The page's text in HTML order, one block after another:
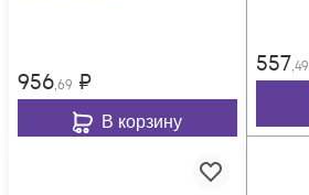
956,69 ₽
В корзину
557,49